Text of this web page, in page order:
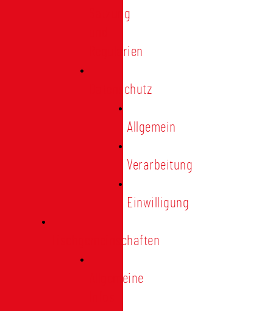
Satzung
Regularien
Datenschutz
Allgemein
Verarbeitung
Einwilligung
Tischgemeinschaften
Allgemeine